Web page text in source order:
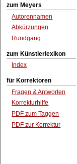
zum Meyers
Autorennamen
Abkürzungen
Rundgang
zum Künstlerlexikon
Index
für Korrektoren
Fragen & Antworten
Korrekturhilfe
PDF zum Taggen
PDF zur Korrektur